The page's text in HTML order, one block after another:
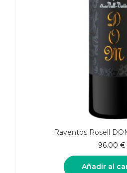
Raventós Rosell
96.00 €
Añadir al